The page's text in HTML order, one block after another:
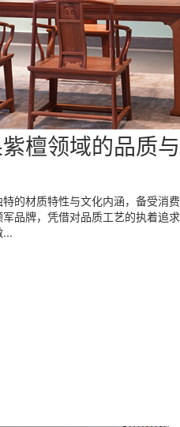
花梨解锁理想家
借自身特性成为消费者目光聚焦之
借专业实力为消费者构筑理想家
...